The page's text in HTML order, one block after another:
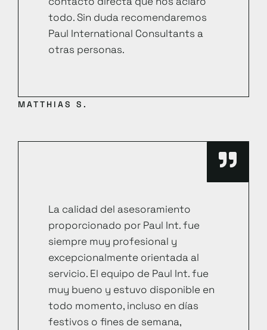
todo. Sin duda recomendaremos
Paul International Consultants a
otras personas.
MATTHIAS S.
La calidad del asesoramiento
proporcionado por Paul Int. fue
siempre muy profesional y
excepcionalmente orientada al
servicio. El equipo de Paul Int. fue
muy bueno y estuvo disponible en
todo momento, incluso en días
festivos o fines de semana,